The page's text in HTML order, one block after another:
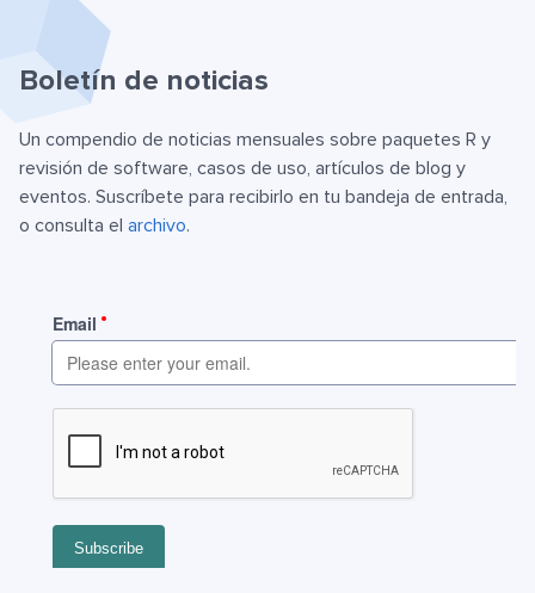
Boletín de noticias
Un compendio de noticias mensuales sobre paquetes R y
revisión de software, casos de uso, artículos de blog y
eventos. Suscríbete para recibirlo en tu bandeja de entrada,
o consulta el archivo.